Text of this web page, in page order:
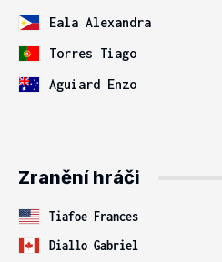
Eala Alexandra
Torres Tiago
Aguiard Enzo
Zranění hráči
Tiafoe Frances
Diallo Gabriel